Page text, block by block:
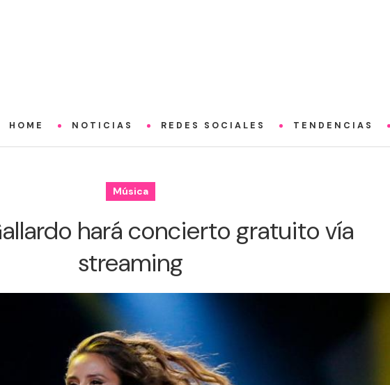
HOME NOTICIAS REDES SOCIALES TENDENCIAS
Música
hará concierto gratuito vía
streaming